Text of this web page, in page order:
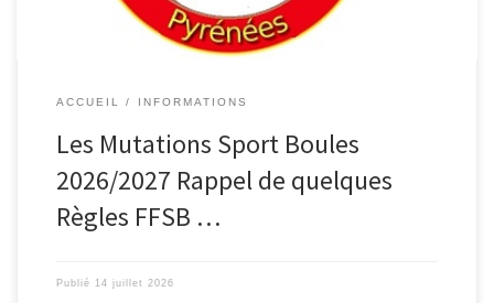
ACCUEIL INFORMATIONS
Les Mutations Sport Boules
2026/2027 Rappel de quelques
Règles FFSB …
Publié 14 juillet 2026